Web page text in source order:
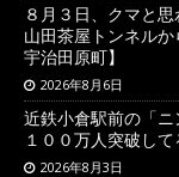
８月３日、クマと
山田茶屋トンネル
宇治田原町】
2026年8月6日
近鉄小倉駅前の「
１００万人突破して
2026年8月3日